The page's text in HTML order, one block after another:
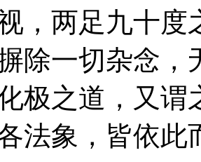
，两足九十度
除一切杂念
极之道，又
法象，皆依此